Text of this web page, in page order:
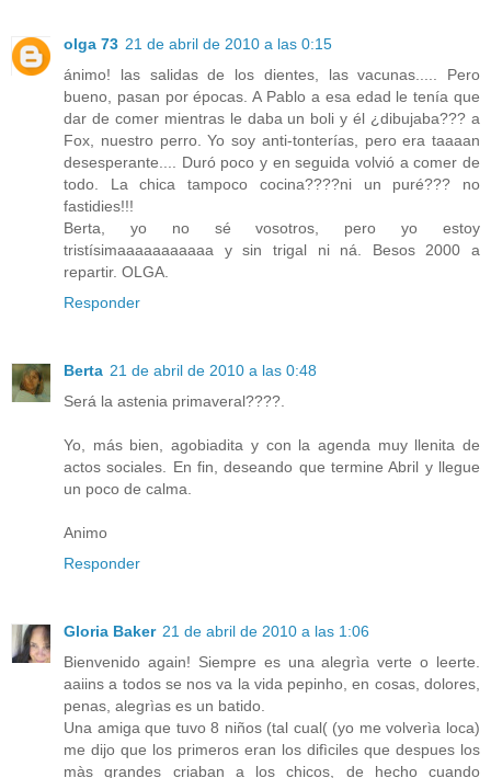
olga 73 21 de abril de 2010 a las 0:15
ánimo! las salidas de los dientes, las vacunas..... Pero
bueno, pasan por épocas. A Pablo a esa edad le tenía que
dar de comer mientras le daba un boli y él ¿dibujaba??? a
Fox, nuestro perro. Yo soy anti-tonterías, pero era taaaan
desesperante.... Duró poco y en seguida volvió a comer de
todo. La chica tampoco cocina????ni un puré??? no
fastidies!!!
Berta, yo no sé vosotros, pero yo estoy
tristísimaaaaaaaaaaa y sin trigal ni ná. Besos 2000 a
repartir. OLGA.
Responder
Berta 21 de abril de 2010 a las 0:48
Será la astenia primaveral????.
Yo, más bien, agobiadita y con la agenda muy llenita de
actos sociales. En fin, deseando que termine Abril y llegue
un poco de calma.
Animo
Responder
Gloria Baker 21 de abril de 2010 a las 1:06
Bienvenido again! Siempre es una alegrìa verte o leerte.
aaiins a todos se nos va la vida pepinho, en cosas, dolores,
penas, alegrìas es un batido.
Una amiga que tuvo 8 niños (tal cual( (yo me volverìa loca)
me dijo que los primeros eran los difìciles que despues los
màs grandes criaban a los chicos, de hecho cuando